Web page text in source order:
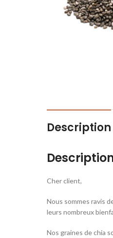
Description
Cher client,
Nous sommes ravis
leurs nombreux
Nos graines de chia